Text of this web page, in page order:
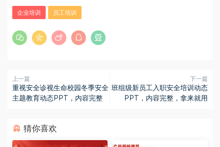
企业培训 员工培训
上一篇
重视安全诊视生命校园冬季安全
主题教育动态PPT，内容完整
下一篇
班组级新员工入职安全培训动态
PPT，内容完整，拿来就用
猜你喜欢